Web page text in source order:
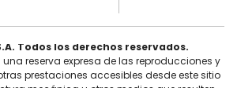
Todos los derechos reservados.
una reserva expresa de las reproducciones y
prestaciones accesibles desde este sitio